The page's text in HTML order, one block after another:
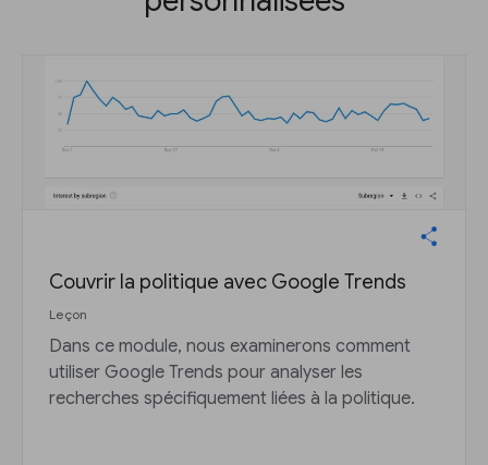
Couvrir la politique avec Google Trends
Leçon
Dans ce module, nous examinerons comment
utiliser Google Trends pour analyser les
recherches spécifiquement liées à la politique.